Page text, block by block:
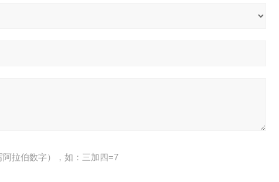
拉伯数字），如：三加四=7